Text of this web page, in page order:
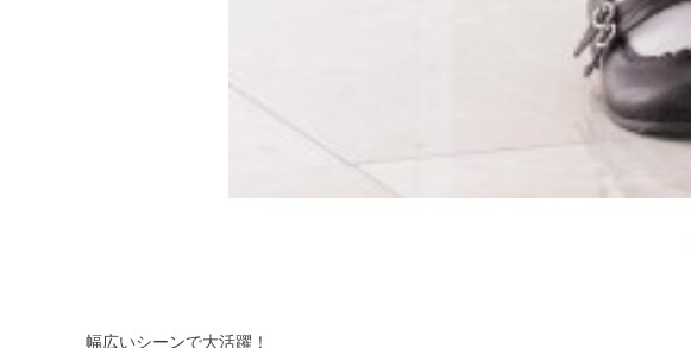
幅広いシーンで大活躍！